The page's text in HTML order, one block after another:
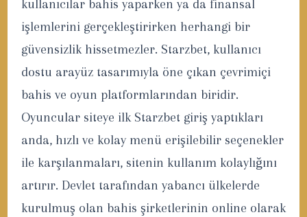
kullanıcılar bahis yaparken ya da finansal
işlemlerini gerçekleştirirken herhangi bir
güvensizlik hissetmezler. Starzbet, kullanıcı
dostu arayüz tasarımıyla öne çıkan çevrimiçi
bahis ve oyun platformlarından biridir.
Oyuncular siteye ilk Starzbet giriş yaptıkları
anda, hızlı ve kolay menü erişilebilir seçenekler
ile karşılanmaları, sitenin kullanım kolaylığını
artırır. Devlet tarafından yabancı ülkelerde
kurulmuş olan bahis şirketlerinin online olarak